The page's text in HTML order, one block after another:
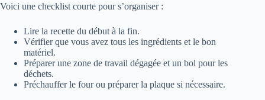
Voici une checklist courte pour s’organiser :
Lire la recette du début à la fin.
Vérifier que vous avez tous les ingrédients et le bon
matériel.
Préparer une zone de travail dégagée et un bol pour les
déchets.
Préchauffer le four ou préparer la plaque si nécessaire.